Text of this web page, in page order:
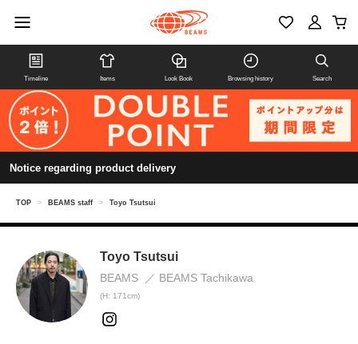
Timeline Items Look Book Browsing history Search
Notice regarding product delivery
TOP > BEAMS staff > Toyo Tsutsui
Toyo Tsutsui
BEAMS BEAMS Tachikawa
(H: 171cm)